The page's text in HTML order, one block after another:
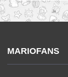
MARIOFANS